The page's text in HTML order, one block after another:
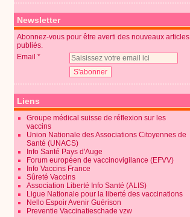
Newsletter
Abonnez-vous pour être averti des nouveaux articles
publiés.
Email
Liens
Groupe médical suisse de réflexion sur les
vaccins
Union Nationale des Associations Citoyennes de
Santé (UNACS)
Info Santé Pays d'Auge
Forum européen de vaccinovigilance (EFVV)
Info Vaccins France
Sûreté Vaccins
Association Liberté Info Santé (ALIS)
Ligue Nationale pour la liberté des vaccinations
Nello Espoir Avenir Guérison
Preventie Vaccinatieschade vzw